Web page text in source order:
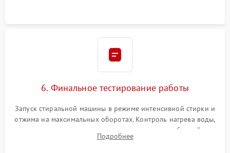
6. Финальное тестирование работы
Запуск стиральной машины в режиме интенсивной стирки и
отжима на максимальных оборотах. Контроль нагрева воды,
корректности слива, отсутствия излишних вибраций,
посторонних стуков и протечек под корпусом.
Подробнее